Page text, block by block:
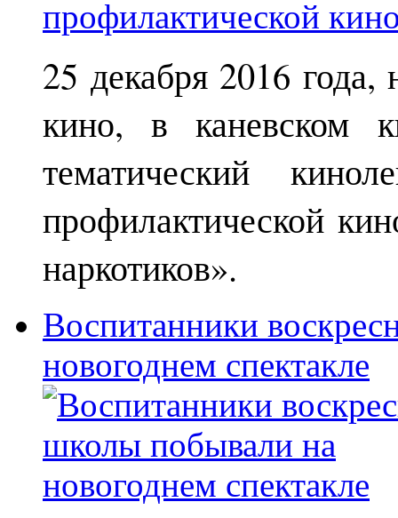
25 декабря 2016
кино, в каневском
тематический
профилактической
наркотиков».
Воспитанники
новогоднем спектакле